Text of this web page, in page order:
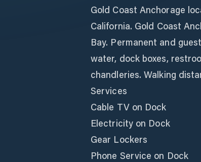
Gold Coast Anchorage
California. Gold Coast
Bay. Permanent and
water, dock boxes,
chandleries. Walking
Services
Cable TV on Dock
Electricity on Dock
Gear Lockers
Phone Service on Dock